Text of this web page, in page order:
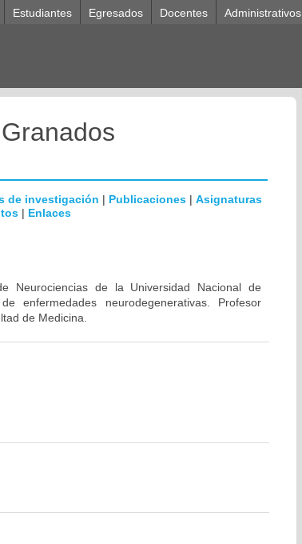
Estudiantes Egresados Docentes Administrativos
de investigación | Publicaciones | Asignaturas
| Enlaces
Neurociencias de la Universidad Nacional de
enfermedades neurodegenerativas. Profesor
de Medicina.